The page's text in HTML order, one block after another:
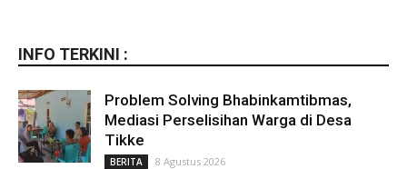
INFO TERKINI :
Problem Solving Bhabinkamtibmas,
Mediasi Perselisihan Warga di Desa
Tikke
BERITA 8 Agustus 2026